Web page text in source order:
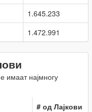
1.645.233
1.472.991
имаат најмногу
# од Лајкови